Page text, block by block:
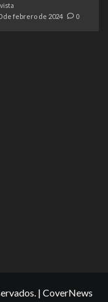
de febrero de 2024 0
| CoverNews